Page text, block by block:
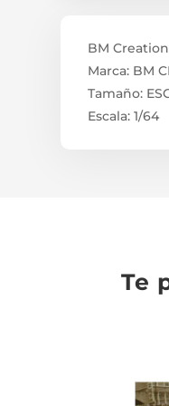
BM
Marca: BM
Tamaño:
Escala: 1/64
Te